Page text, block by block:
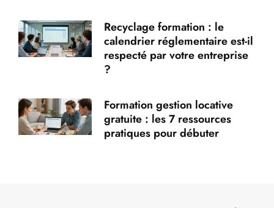
Recyclage formation : le
calendrier réglementaire est-il
respecté par votre entreprise
?
Formation gestion locative
gratuite : les 7 ressources
pratiques pour débuter